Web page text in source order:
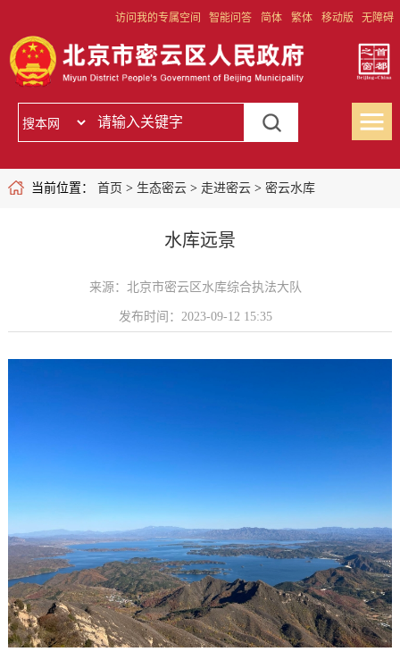
访问我的专属空间 智能问答 简体 繁体 移动版 无障碍
当前位置： 首页 > 生态密云> 走进密云> 密云水库
水库远景
来源：北京市密云区水库综合执法大队
发布时间：2023-09-12 15:35